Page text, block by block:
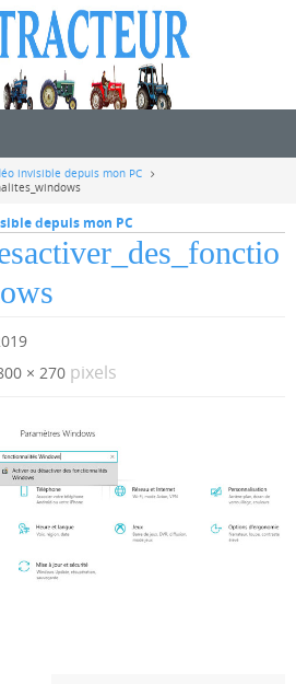
invisible depuis mon PC
depuis mon PC
× 270 pixels